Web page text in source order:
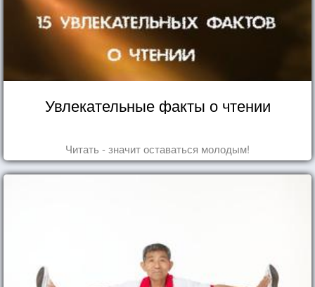
Увлекательные факты о чтении
Читать - значит оставаться молодым!